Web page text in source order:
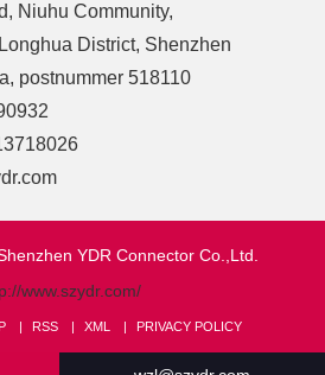
Niuhu Community,
District, Shenzhen
postnummer 518110
YDR Connector Co.,Ltd.
www.szydr.com/
RSS XML PRIVACY POLICY